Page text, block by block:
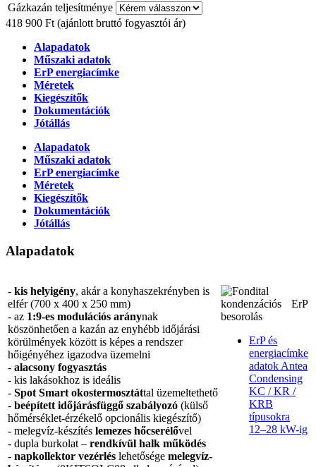
Gázkazán teljesítménye
418 900 Ft (ajánlott bruttó fogyasztói ár)
Alapadatok
Műszaki adatok
ErP energiacímke
Méretek
Kiegészítők
Dokumentációk
Jótállás
Alapadatok
Műszaki adatok
ErP energiacímke
Méretek
Kiegészítők
Dokumentációk
Jótállás
Alapadatok
- kis helyigény, akár a konyhaszekrényben is
elfér (700 x 400 x 250 mm)
- az 1:9-es modulációs aránynak
köszönhetően a kazán az enyhébb időjárási
körülmények között is képes a rendszer
hőigényéhez igazodva üzemelni
- alacsony fogyasztás
- kis lakásokhoz is ideális
- Spot Smart okostermosztáttal üzemeltethető
- beépített időjárásfüggő szabályozó (külső
hőmérséklet-érzékelő opcionális kiegészítő)
- melegvíz-készítés lemezes hőcserélővel
- dupla burkolat – rendkívül halk működés
- napkollektor vezérlés lehetősége melegvíz-
ErP és
energiacímke
adatok Antea
Condensing
KC / KR /
KRB
típusokra
12–28 kW-ig